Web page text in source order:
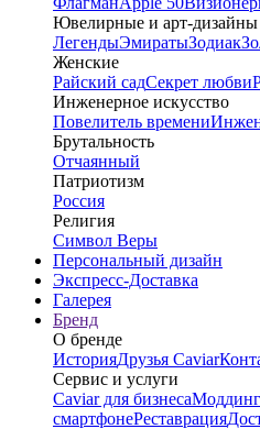
Ювелирные и арт-дизайны
ЛегендыЭмиратыЗодиак
Женские
Райский садСекрет любви
Инженерное искусство
Повелитель времени
Брутальность
Отчаянный
Патриотизм
Россия
Религия
Символ Веры
Персональный дизайн
Экспресс-Доставка
Галерея
Бренд
О бренде
ИсторияДрузья Caviar
Сервис и услуги
Caviar для бизнеса
смартфонеРеставрация